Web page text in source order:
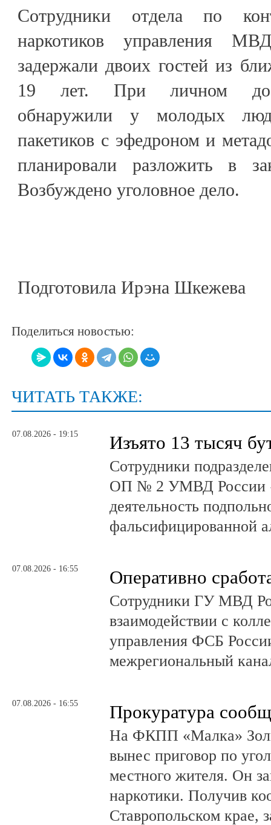
Сотрудники отдела по
наркотиков управления
задержали двоих гостей из
19 лет. При личном
обнаружили у молодых
пакетиков с эфедроном и
планировали разложить в
Возбуждено уголовное дело.
Подготовила Ирэна Шкежева
Поделиться новостью:
ЧИТАТЬ ТАКЖЕ:
07.08.2026 - 19:15 Изъято 13 тысяч
Сотрудники
ОП № 2 УМВД России
деятельность
фальсифицированной
07.08.2026 - 16:55 Оперативно
Сотрудники ГУ МВД
взаимодействии с
управления ФСБ
межрегиональный
07.08.2026 - 16:55 Прокуратура
На ФКПП «Малка»
вынес приговор по
местного жителя. Он
наркотики. Получив
Ставропольском крае,